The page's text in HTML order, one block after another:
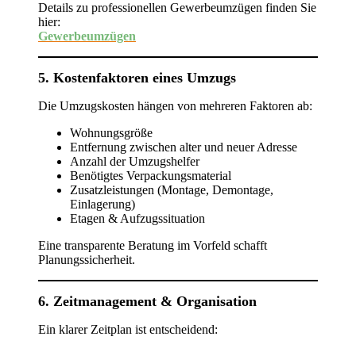
Details zu professionellen Gewerbeumzügen finden Sie
hier:
Gewerbeumzügen
5. Kostenfaktoren eines Umzugs
Die Umzugskosten hängen von mehreren Faktoren ab:
Wohnungsgröße
Entfernung zwischen alter und neuer Adresse
Anzahl der Umzugshelfer
Benötigtes Verpackungsmaterial
Zusatzleistungen (Montage, Demontage,
Einlagerung)
Etagen & Aufzugssituation
Eine transparente Beratung im Vorfeld schafft
Planungssicherheit.
6. Zeitmanagement & Organisation
Ein klarer Zeitplan ist entscheidend: